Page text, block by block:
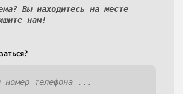
Вы находитесь на месте
нам!